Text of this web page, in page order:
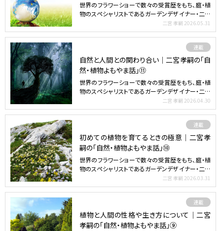
世界のフラワーショーで数々の受賞歴をもち、庭・植
物のスペシャリストであるガーデンデザイナー・二宮
二宮 孝嗣 2026.05.31
連載
自然と人間との関わり合い｜二宮孝嗣の「自
然・植物よもやま話」⑪
世界のフラワーショーで数々の受賞歴をもち、庭・植
物のスペシャリストであるガーデンデザイナー・二宮
二宮 孝嗣 2026.04.30
連載
初めての植物を育てるときの極意｜二宮孝
嗣の「自然・植物よもやま話」⑩
世界のフラワーショーで数々の受賞歴をもち、庭・植
物のスペシャリストであるガーデンデザイナー・二宮
二宮 孝嗣 2026.03.31
連載
植物と人間の性格や生き方について｜二宮
孝嗣の「自然・植物よもやま話」⑨